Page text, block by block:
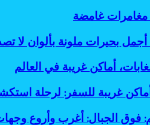
مغامرات غامضة
بحيرات ملونة بألوان لا
أماكن غريبة في العالم
غريبة للسفر: لرحلة
فوق الجبال: أغرب وأروع